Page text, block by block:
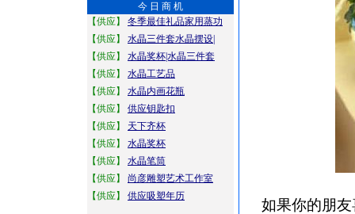
今 日 商 机
【供应】
冬季最佳礼品家用蒸功
【供应】
水晶三件套水晶摆设|
【供应】
水晶奖杯|水晶三件套
【供应】
水晶工艺品
【供应】
水晶内画花瓶
【供应】
供应钥匙扣
【供应】
天下齐杯
【供应】
水晶奖杯
【供应】
水晶笔筒
【供应】
尚彦雕塑艺术工作室
【供应】
供应吸塑年历
如果你的朋